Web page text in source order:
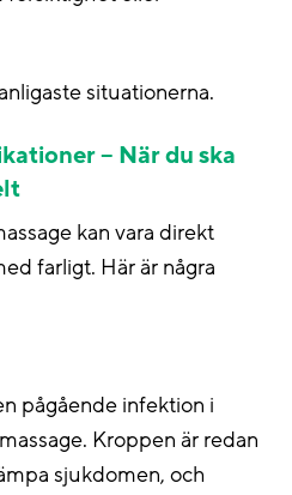
situationerna.
– När du ska
kan vara direkt
farligt. Här är några
pågående infektion i
Kroppen är redan
sjukdomen, och